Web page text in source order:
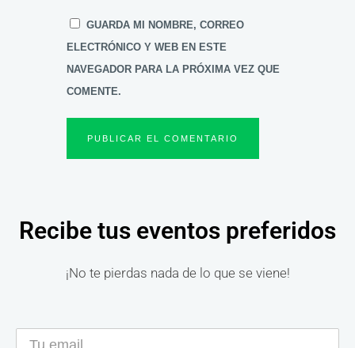
GUARDA MI NOMBRE, CORREO
ELECTRÓNICO Y WEB EN ESTE
NAVEGADOR PARA LA PRÓXIMA VEZ QUE
COMENTE.
Recibe tus eventos preferidos
¡No te pierdas nada de lo que se viene!